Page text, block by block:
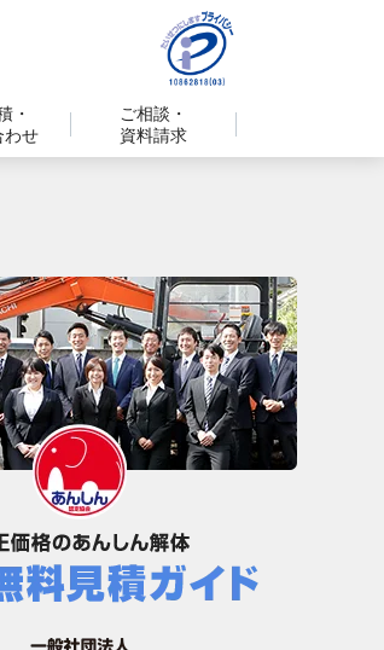
・
わせ
ご相談・
資料請求